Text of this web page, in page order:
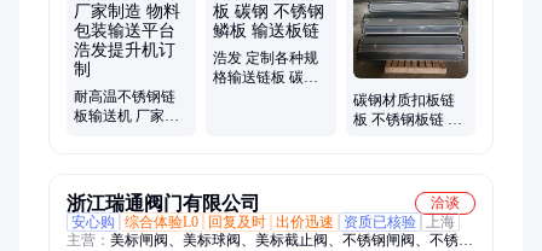
网带、马蹄链、转弯机、烘干机、垃圾输送链板、网带输送机、
网带提升机、输送网链、输送链板
耐高温不锈钢链
板输送机 厂家制
浩发 定制各种规
格输送链板 碳钢
碳钢材质扣板链
板 不锈钢板链 多
浙江瑞通阀门有限公司
洽谈
安心购
综合体验L0 回复及时 出价迅速 资质已核验
上海
主营： 美标闸阀、美标球阀、美标截止阀、不锈钢闸阀、不锈钢